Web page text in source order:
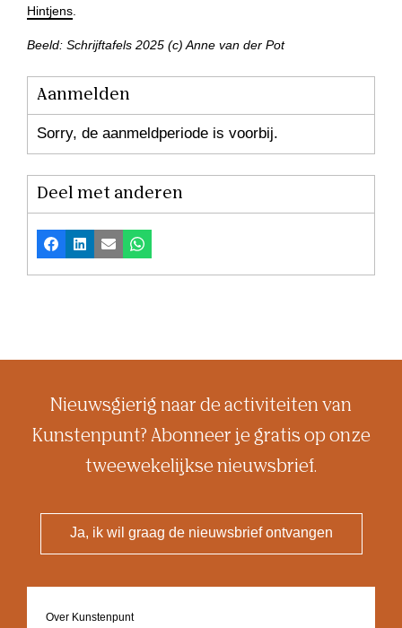
Hintjens.
Beeld: Schrijftafels 2025 (c) Anne van der Pot
Aanmelden
Sorry, de aanmeldperiode is voorbij.
Deel met anderen
Facebook
LinkedInE-mailWhatsapp
Nieuwsgierig naar de activiteiten van
Kunstenpunt? Abonneer je gratis op onze
tweewekelijkse nieuwsbrief.
Ja, ik wil graag de nieuwsbrief ontvangen
Footer
Over Kunstenpunt